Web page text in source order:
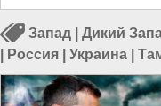
Запад Дикий
Россия Украина